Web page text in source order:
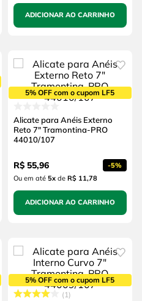
ADICIONAR AO CARRINHO
5% OFF com o cupom LF5
Alicate para Anéis Externo
Reto 7" Tramontina-PRO
44010/107
R$ 55,96 -5%
Ou em até 5xde R$ 11,78
ADICIONAR AO CARRINHO
5% OFF com o cupom LF5
1